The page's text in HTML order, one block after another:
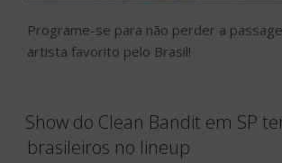
Programe-se para não perder a
artista favorito pelo Brasil!
Show do Clean Bandit em SP
brasileiros no lineup